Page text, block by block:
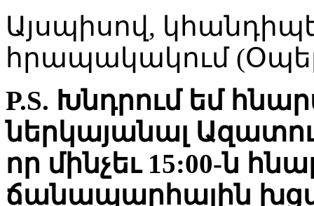
Այսպիսով,
հրապակակում
P.S. Խնդրում եմ
ներկայանալ
որ մինչեւ 15:00-ն
ճանապարհային